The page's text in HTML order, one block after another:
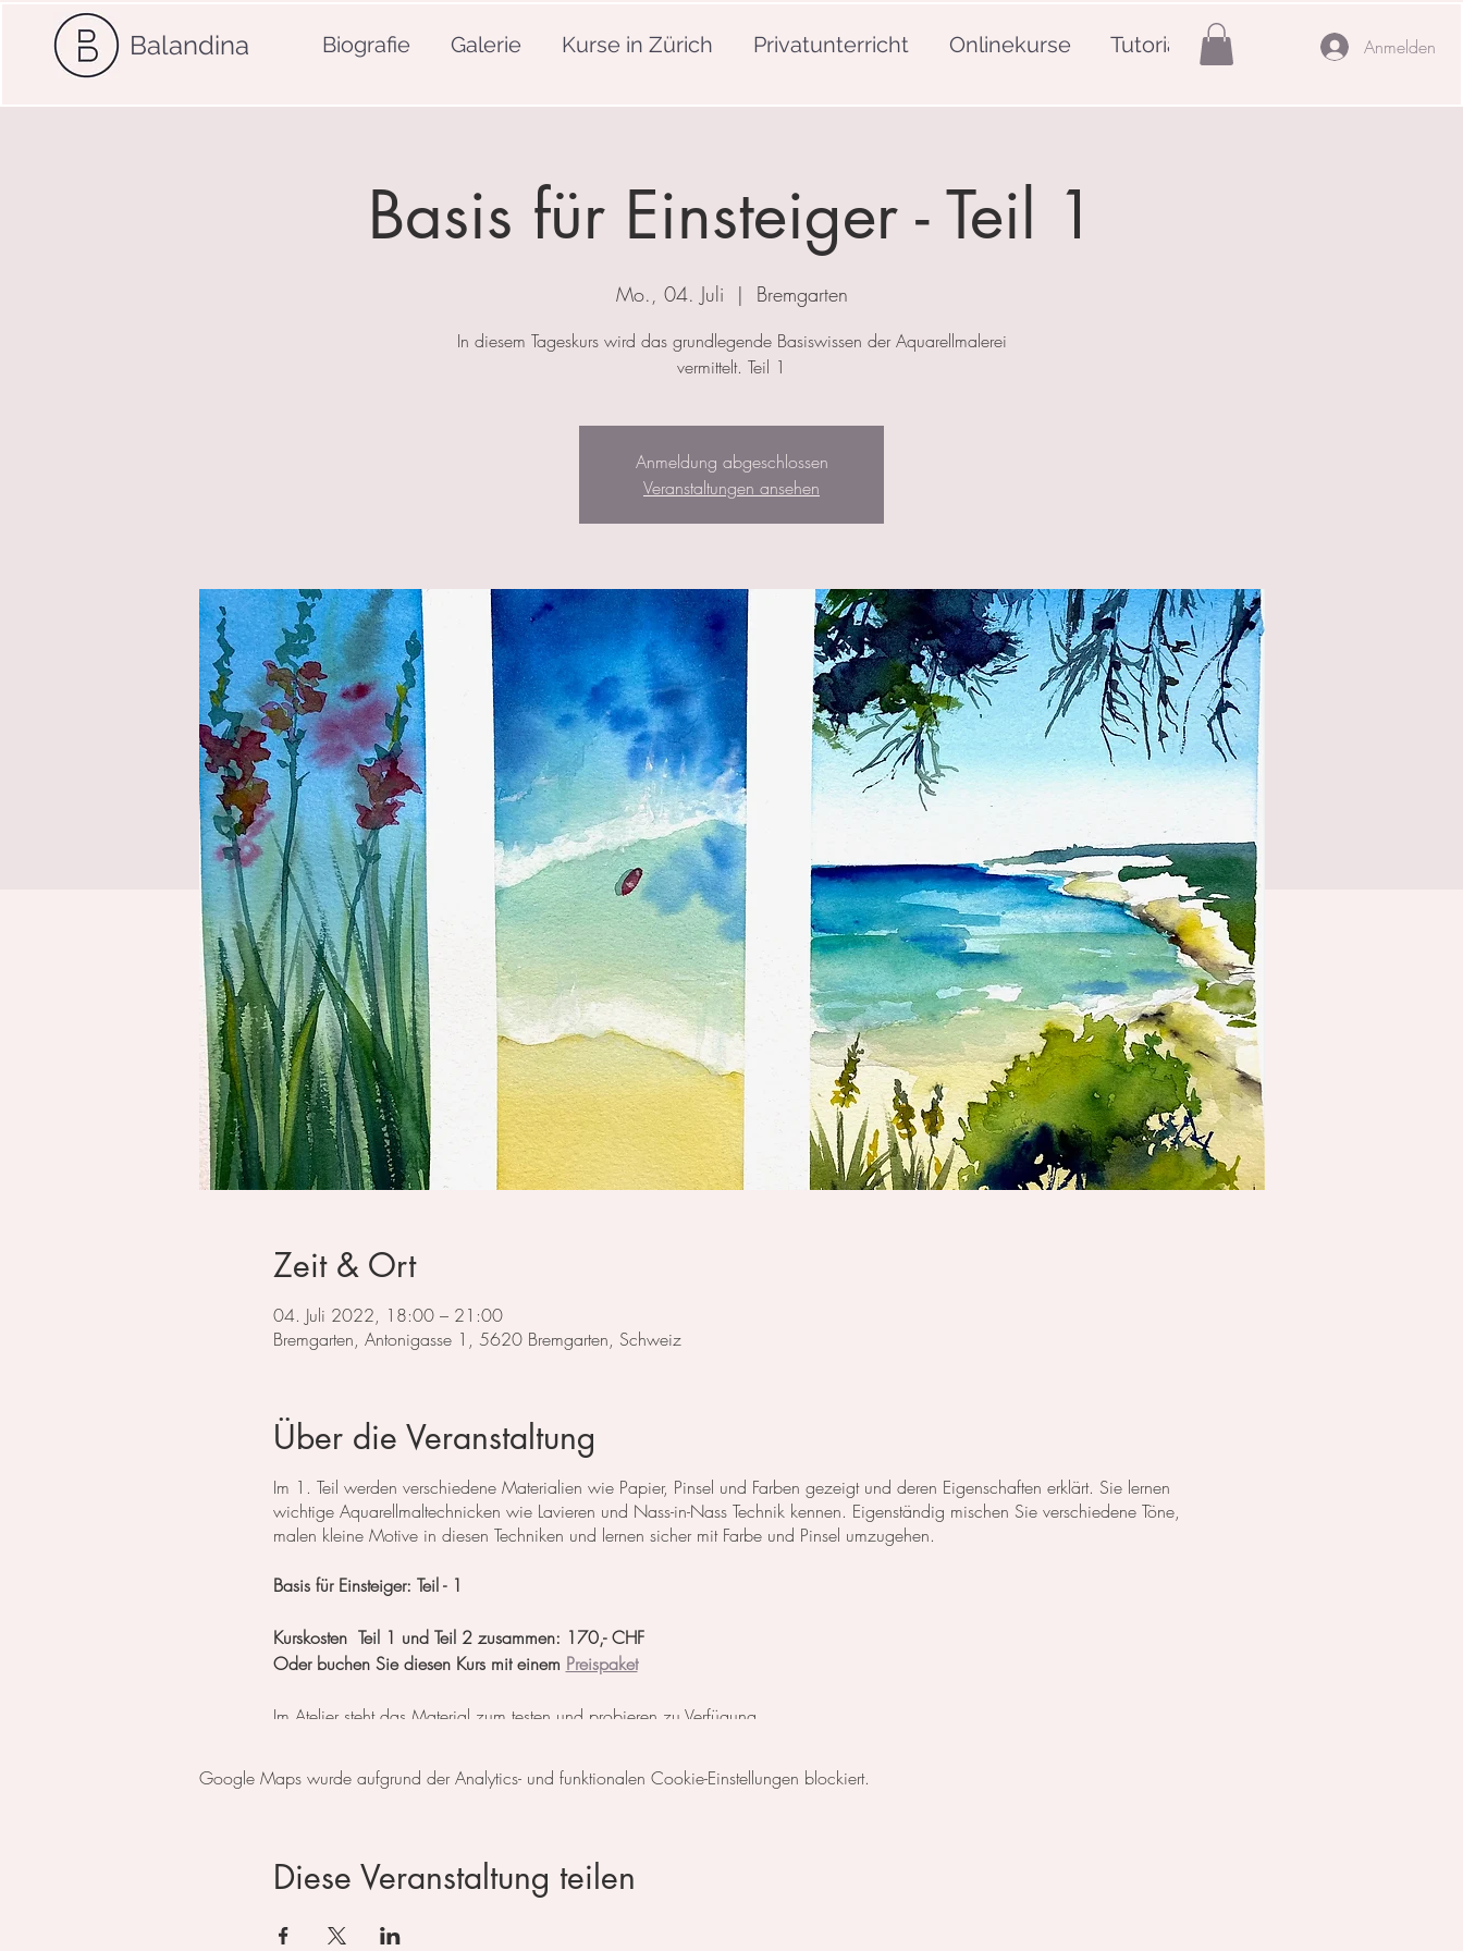
Balandina Biografie Galerie Kurse in Zürich Privatunterricht Onlinekurse Tutorials Anmelden
Basis für Einsteiger - Teil 1
Mo., 04. Juli
  |
Bremgarten
In diesem Tageskurs wird das grundlegende Basiswissen der Aquarellmalerei
vermittelt. Teil 1
Anmeldung abgeschlossen
Veranstaltungen ansehen
Zeit & Ort
04. Juli 2022, 18:00 – 21:00
Bremgarten, Antonigasse 1, 5620 Bremgarten, Schweiz
Über die Veranstaltung
Im 1. Teil werden verschiedene Materialien wie Papier, Pinsel und Farben gezeigt und deren Eigenschaften erklärt. Sie lernen
wichtige Aquarellmaltechnicken wie Lavieren und Nass-in-Nass Technik kennen. Eigenständig mischen Sie verschiedene Töne,
malen kleine Motive in diesen Techniken und lernen sicher mit Farbe und Pinsel umzugehen.
Basis für Einsteiger: Teil - 1
Kurskosten Teil 1 und Teil 2 zusammen: 170,- CHF
Oder buchen Sie diesen Kurs mit einem Preispaket
Im Atelier steht das Material zum testen und probieren zu Verfügung.
Zahlbar entweder mit Twint, PayPal, Kreditkarte, vorheriger Überweisung oder in Bar vor Ort.
oder per eMail (kontakt@irina-balandina.com )
Google Maps wurde aufgrund der Analytics- und funktionalen Cookie-Einstellungen blockiert.
Diese Veranstaltung teilen